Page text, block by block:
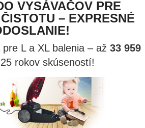
VYSÁVAČOV PRE
– EXPRESNÉ
pre L a XL balenia – až 33 959
rokov skúseností!